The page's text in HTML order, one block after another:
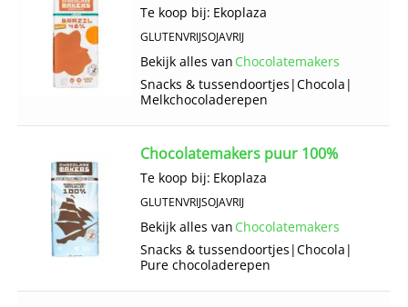
Te koop bij: Ekoplaza
GLUTENVRIJSOJAVRIJ
Bekijk alles van Chocolatemakers
Snacks & tussendoortjes |Chocola |
Melkchocoladerepen
Chocolatemakers puur 100%
Te koop bij: Ekoplaza
GLUTENVRIJSOJAVRIJ
Bekijk alles van Chocolatemakers
Snacks & tussendoortjes |Chocola |
Pure chocoladerepen